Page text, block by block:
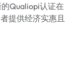
Qualiopi认证在
提供经济实惠且